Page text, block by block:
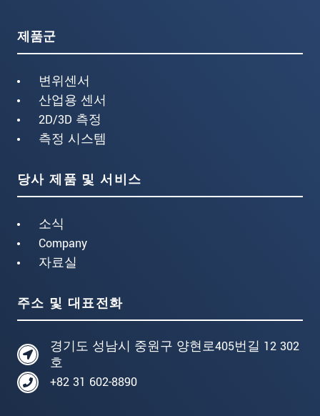
제품군
변위센서
산업용 센서
2D/3D 측정
측정 시스템
당사 제품 및 서비스
소식
Company
자료실
주소 및 대표전화
경기도 성남시 중원구 양현로405번길 12 302
호
+82 31 602-8890